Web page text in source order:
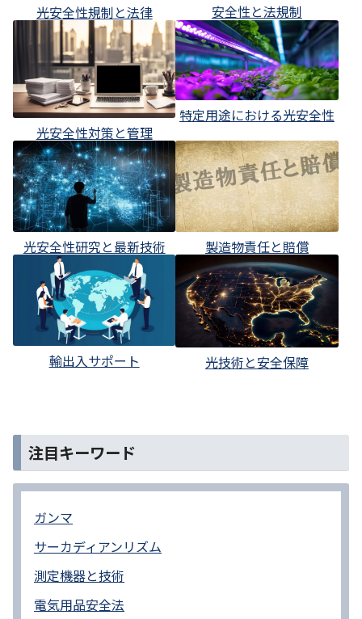
光安全性規制と法律 安全性と法規制
光安全性対策と管理
特定用途における光安全性
光安全性研究と最新技術 製造物責任と賠償
輸出入サポート 光技術と安全保障
注目キーワード
ガンマ
サーカディアンリズム
測定機器と技術
電気用品安全法